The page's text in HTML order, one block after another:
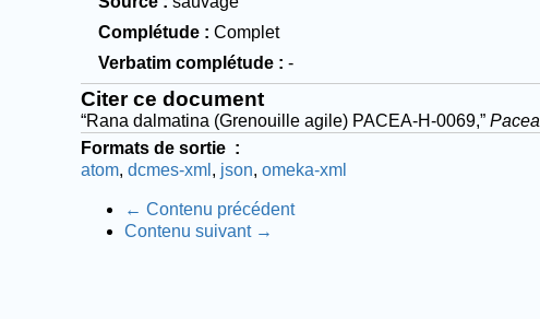
Complétude
Complet
Verbatim complétude
-
Citer ce document
“Rana dalmatina (Grenouille agile) PACEA-H-0069,”Pacea
Formats de sortie
atom dcmes-xml json omeka-xml
← Contenu précédent
Contenu suivant →